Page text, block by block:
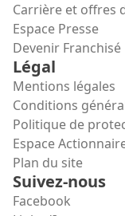
Carrière et offres
Espace Presse
Devenir Franchisé
Légal
Mentions légales
Conditions
Politique de
Espace
Plan du site
Suivez-nous
Facebook